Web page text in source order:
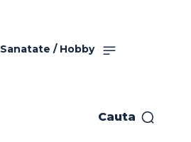
Sanatate / Hobby
Cauta